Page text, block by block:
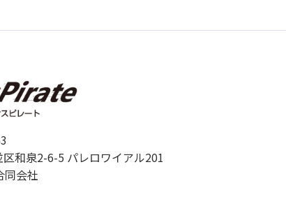
o
和泉2-6-5 パレロワイアル201
会社